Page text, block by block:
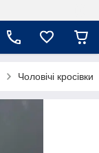
Чоловічі кросівки